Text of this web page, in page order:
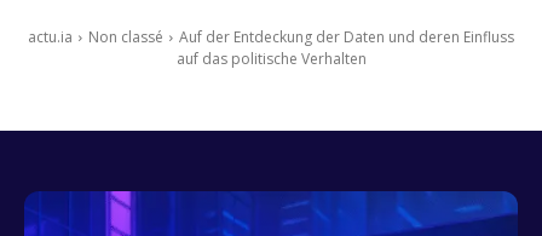
actu.ia Non classé
Auf der Entdeckung der Daten und deren Einfluss
auf das politische Verhalten